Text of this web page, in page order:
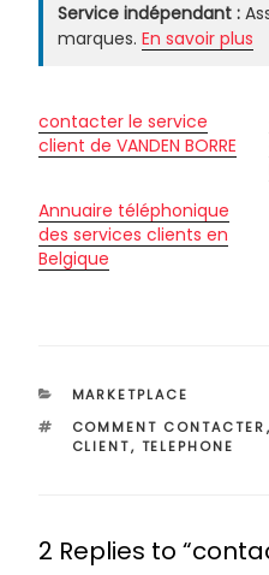
Service indépendant :
marques. En savoir plus
contacter le service
client de VANDEN BORRE
Annuaire téléphonique
des services clients en
Belgique
CATÉGORIES
MARKETPLACE
ÉTIQUETTES
COMMENT CONTACTER,
CLIENT, TELEPHONE
2 Replies to